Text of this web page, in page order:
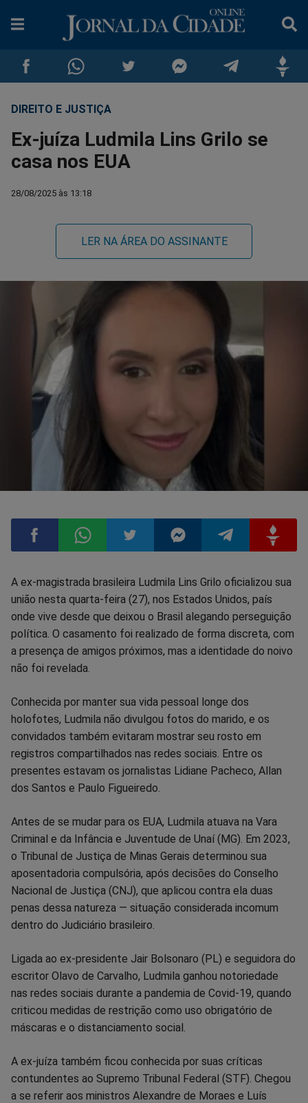
Compartilhar
no
Compartilhar
no
Compartilhar
no
no
no
DIREITO E JUSTIÇA
Ex-juíza Ludmila Lins Grilo se
casa nos EUA
28/08/2025 às 13:18
LER NA ÁREA DO ASSINANTE
Compartilhar
no
Facebook
Compartilhar
no
Whatsapp
Compartilhar
no
Twitter
Compartilhar
no
Messenger
Compartilhar
no
Telegram
no
Gettr
A ex-magistrada brasileira Ludmila Lins Grilo oficializou sua
união nesta quarta-feira (27), nos Estados Unidos, país
onde vive desde que deixou o Brasil alegando perseguição
política. O casamento foi realizado de forma discreta, com
a presença de amigos próximos, mas a identidade do noivo
não foi revelada.
Conhecida por manter sua vida pessoal longe dos
holofotes, Ludmila não divulgou fotos do marido, e os
convidados também evitaram mostrar seu rosto em
registros compartilhados nas redes sociais. Entre os
presentes estavam os jornalistas Lidiane Pacheco, Allan
dos Santos e Paulo Figueiredo.
Antes de se mudar para os EUA, Ludmila atuava na Vara
Criminal e da Infância e Juventude de Unaí (MG). Em 2023,
o Tribunal de Justiça de Minas Gerais determinou sua
aposentadoria compulsória, após decisões do Conselho
Nacional de Justiça (CNJ), que aplicou contra ela duas
penas dessa natureza — situação considerada incomum
dentro do Judiciário brasileiro.
Ligada ao ex-presidente Jair Bolsonaro (PL) e seguidora do
escritor Olavo de Carvalho, Ludmila ganhou notoriedade
nas redes sociais durante a pandemia de Covid-19, quando
criticou medidas de restrição como uso obrigatório de
máscaras e o distanciamento social.
A ex-juíza também ficou conhecida por suas críticas
contundentes ao Supremo Tribunal Federal (STF). Chegou
a se referir aos ministros Alexandre de Moraes e Luís